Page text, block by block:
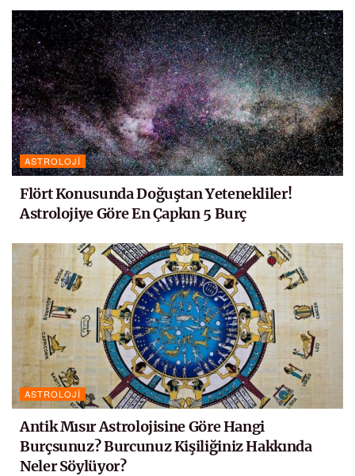
ASTROLOJI
Flört Konusunda Doğuştan Yetenekliler!
Astrolojiye Göre En Çapkın 5 Burç
ASTROLOJI
Antik Mısır Astrolojisine Göre Hangi
Burçsunuz? Burcunuz Kişiliğiniz Hakkında
Neler Söylüyor?